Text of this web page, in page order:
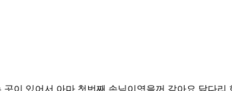
곳이 있어서 아마 첫번째 손님이엿을꺼 같아요 닭다